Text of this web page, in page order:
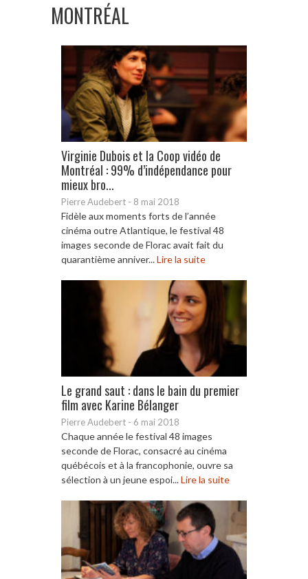
MONTRÉAL
Virginie Dubois et la Coop vidéo de
Montréal : 99% d’indépendance pour
mieux bro...
Pierre Audebert - 8 mai 2018
Fidèle aux moments forts de l’année
cinéma outre Atlantique, le festival 48
images seconde de Florac avait fait du
quarantième anniver...Lire la suite
Le grand saut : dans le bain du premier
film avec Karine Bélanger
Pierre Audebert - 6 mai 2018
Chaque année le festival 48 images
seconde de Florac, consacré au cinéma
québécois et à la francophonie, ouvre sa
sélection à un jeune espoi...Lire la suite